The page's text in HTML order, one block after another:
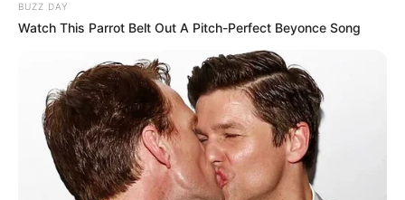
BUZZ DAY
Watch This Parrot Belt Out A Pitch-Perfect Beyonce Song